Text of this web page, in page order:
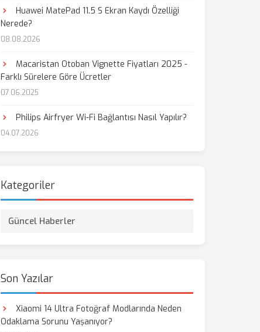
Huawei MatePad 11.5 S Ekran Kaydı Özelliği
Nerede?
08.08.2026
Macaristan Otoban Vignette Fiyatları 2025 -
Farklı Sürelere Göre Ücretler
07.06.2025
Philips Airfryer Wi-Fi Bağlantısı Nasıl Yapılır?
04.07.2026
Kategoriler
Güncel Haberler
Son Yazılar
Xiaomi 14 Ultra Fotoğraf Modlarında Neden
Odaklama Sorunu Yaşanıyor?